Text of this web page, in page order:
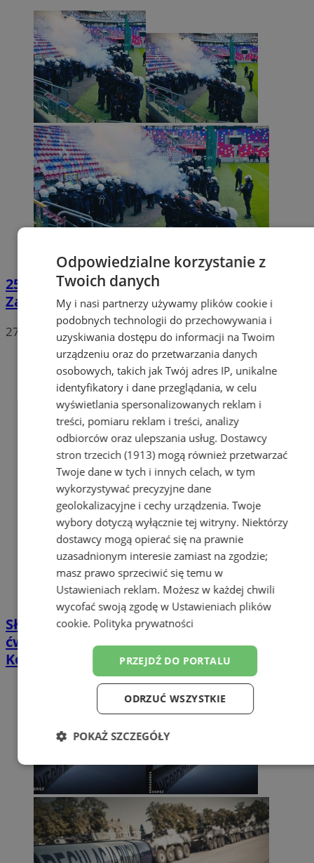
250 policjantów szkoliło się na stadionie w
Zabrzu w zakresie porządku publicznego
27
Służby ratunkowe w akcji – trwają
ćwiczenia w Zabrzu przy Pawliczka i
Koksowniczej
Odpowiedzialne korzystanie z
Twoich danych
My i nasi partnerzy używamy plików cookie i
podobnych technologii do przechowywania i
uzyskiwania dostępu do informacji na Twoim
urządzeniu oraz do przetwarzania danych
osobowych, takich jak Twój adres IP, unikalne
identyfikatory i dane przeglądania, w celu
wyświetlania spersonalizowanych reklam i
treści, pomiaru reklam i treści, analizy
odbiorców oraz ulepszania usług. Dostawcy
stron trzecich (1913)mogą również przetwarzać
Twoje dane w tych i innych celach, w tym
wykorzystywać precyzyjne dane
geolokalizacyjne i cechy urządzenia. Twoje
wybory dotyczą wyłącznie tej witryny. Niektórzy
dostawcy mogą opierać się na prawnie
uzasadnionym interesie zamiast na zgodzie;
masz prawo sprzeciwić się temu w
Ustawieniach reklam. Możesz w każdej chwili
wycofać swoją zgodę w Ustawieniach plików
cookie. Polityka prywatności
PRZEJDŹ DO PORTALU
ODRZUĆ WSZYSTKIE
POKAŻ SZCZEGÓŁY
Niezbędne Wydajność Targetowanie
Funkcjonalność Niesklasyfikowane